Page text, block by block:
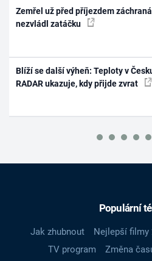
Zemřel už před příjezdem
nezvládl zatáčku
Blíží se další výheň: Teploty v
RADAR ukazuje, kdy přijde zvrat
Populární
Jak zhubnout Nejlepší filmy
TV program
Změna